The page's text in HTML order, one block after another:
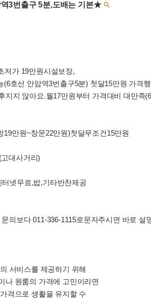
3번출구 5분,도배는 기본★ 
가 19만원시설보장,
호선 안암역3번출구5분) 첫달15만원 가격
지 않아요.월17만원부터 가격대비 대만
만원~창문22만원)첫달무조건15만원
대사거리)
넷무료,밥,기타반찬제공
의보다 011-336-1115로문자주시면 바로
서비스를 제공하기 위해
나 원룸의 가격에 고민이라면
격으로 생활을 유지할 수